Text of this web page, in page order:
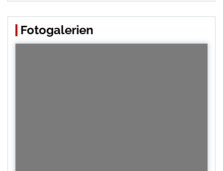
Fotogalerien